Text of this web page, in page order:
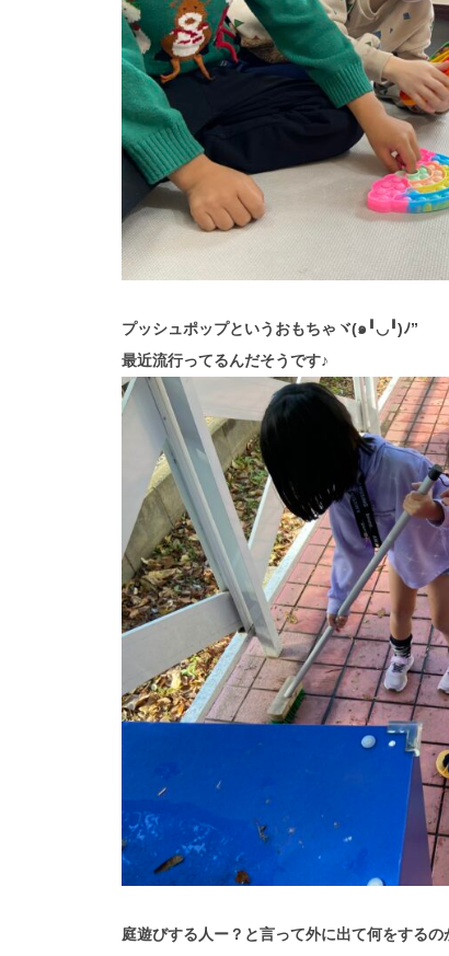
プッシュポップというおもちゃヾ(๑╹◡╹)ﾉ”
最近流行ってるんだそうです♪
庭遊びする人ー？と言って外に出て何をするの